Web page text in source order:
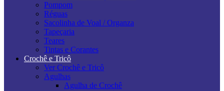
Pompom
Réguas
Sacolinha de Voal / Organza
Tapeçaria
Teares
Tintas e Corantes
Crochê e Tricô
Ver Crochê e Tricô
Agulhas
Agulha de Crochê